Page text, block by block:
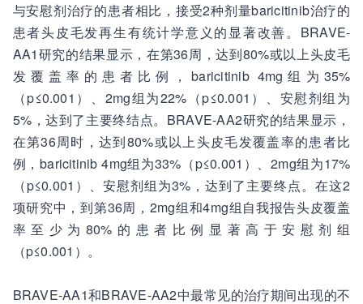
与安慰剂治疗的患者相比，接受2种剂量baricitinib治疗的
患者头皮毛发再生有统计学意义的显著改善。BRAVE-
AA1研究的结果显示，在第36周，达到80%或以上头皮毛
发覆盖率的患者比例，baricitinib 4mg组为35%
（p≤0.001）、2mg组为22%（p≤0.001）、安慰剂组为
5%，达到了主要终结点。BRAVE-AA2研究的结果显示，
在第36周时，达到80%或以上头皮毛发覆盖率的患者比
例，baricitinib 4mg组为33%（p≤0.001）、2mg组为17%
（p≤0.001）、安慰剂组为3%，达到了主要终点。在这2
项研究中，到第36周，2mg组和4mg组自我报告头皮覆盖
率至少为80%的患者比例显著高于安慰剂组
（p≤0.001）。
BRAVE-AA1和BRAVE-AA2中最常见的治疗期间出现的不